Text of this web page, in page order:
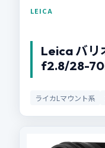
LEICA
Leica バリ
f2.8/28-
ライカLマウント系